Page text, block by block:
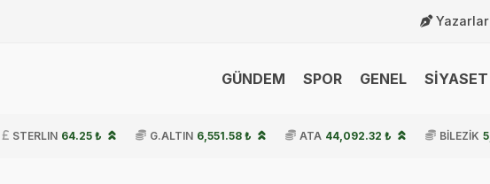
Yazarlar
GÜNDEM SPOR GENEL
STERLIN 64.25 ₺ G.ALTIN 6,551.58 ₺ ATA 44,092.32 ₺ BİLEZİK